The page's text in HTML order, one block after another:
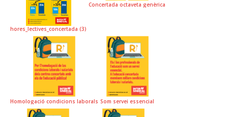
hores_lectives_concertada (3)
Concertada octaveta genèrica
Homologació condicions laborals Som servei essencial